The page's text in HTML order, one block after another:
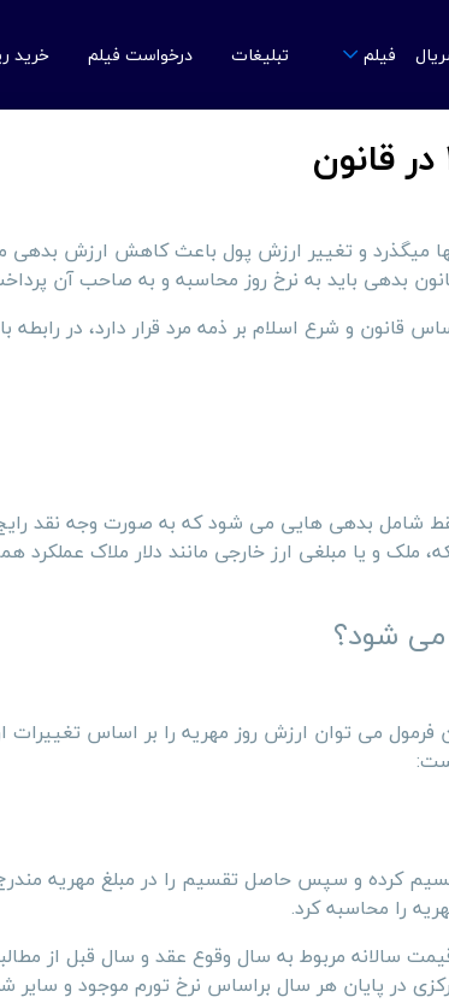
فیلم تبلیغات درخواست فیلم خرید
میگذرد و تغییر ارزش پول باعث کاهش ارزش بدهی
بدهی باید به نرخ روز محاسبه و به صاحب آن
و شرع اسلام بر ذمه مرد قرار دارد، در رابطه
شامل بدهی هایی می شود که به صورت وجه نقد
ملک و یا مبلغی ارز خارجی مانند دلار ملاک عملکرد
می شود؟
فرمول می توان ارزش روز مهریه را بر اساس
کرده و سپس حاصل تقسیم را در مبلغ مهریه
را محاسبه کرد.
مربوط به سال وقوع عقد و سال قبل از
در پایان هر سال براساس نرخ تورم موجود و سایر